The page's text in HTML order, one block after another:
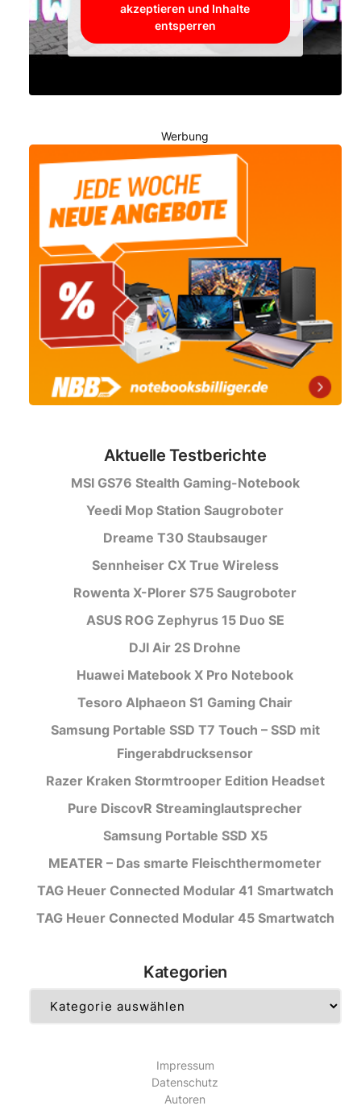
akzeptieren und Inhalte
entsperren
Werbung
Aktuelle Testberichte
MSI GS76 Stealth Gaming-Notebook
Yeedi Mop Station Saugroboter
Dreame T30 Staubsauger
Sennheiser CX True Wireless
Rowenta X-Plorer S75 Saugroboter
ASUS ROG Zephyrus 15 Duo SE
DJI Air 2S Drohne
Huawei Matebook X Pro Notebook
Tesoro Alphaeon S1 Gaming Chair
Samsung Portable SSD T7 Touch – SSD mit
Fingerabdrucksensor
Razer Kraken Stormtrooper Edition Headset
Pure DiscovR Streaminglautsprecher
Samsung Portable SSD X5
MEATER – Das smarte Fleischthermometer
TAG Heuer Connected Modular 41 Smartwatch
TAG Heuer Connected Modular 45 Smartwatch
Kategorien
Impressum
Datenschutz
Autoren